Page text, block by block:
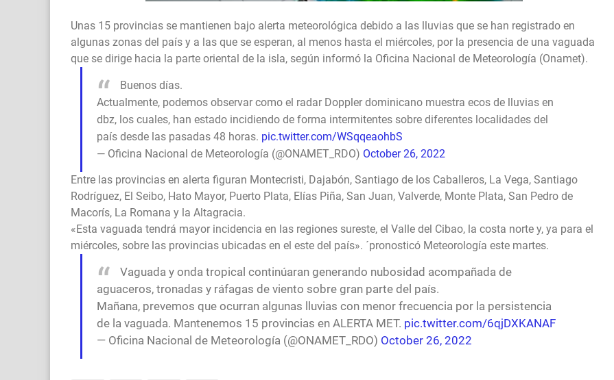
Unas 15 provincias se mantienen bajo alerta meteorológica debido a las lluvias que se han registrado en
algunas zonas del país y a las que se esperan, al menos hasta el miércoles, por la presencia de una vaguada
que se dirige hacia la parte oriental de la isla, según informó la Oficina Nacional de Meteorología (Onamet).
Buenos días.
Actualmente, podemos observar como el radar Doppler dominicano muestra ecos de lluvias en
dbz, los cuales, han estado incidiendo de forma intermitentes sobre diferentes localidades del
país desde las pasadas 48 horas. pic.twitter.com/WSqqeaohbS
— Oficina Nacional de Meteorología (@ONAMET_RDO) October 26, 2022
Entre las provincias en alerta figuran Montecristi, Dajabón, Santiago de los Caballeros, La Vega, Santiago
Rodríguez, El Seibo, Hato Mayor, Puerto Plata, Elías Piña, San Juan, Valverde, Monte Plata, San Pedro de
Macorís, La Romana y la Altagracia.
«Esta vaguada tendrá mayor incidencia en las regiones sureste, el Valle del Cibao, la costa norte y, ya para el
miércoles, sobre las provincias ubicadas en el este del país». ´pronosticó Meteorología este martes.
Vaguada y onda tropical continúaran generando nubosidad acompañada de
aguaceros, tronadas y ráfagas de viento sobre gran parte del país.
Mañana, prevemos que ocurran algunas lluvias con menor frecuencia por la persistencia
de la vaguada. Mantenemos 15 provincias en ALERTA MET. pic.twitter.com/6qjDXKANAF
— Oficina Nacional de Meteorología (@ONAMET_RDO) October 26, 2022